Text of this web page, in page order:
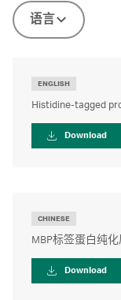
语言
ENGLISH
Histidine-tagged
Download
CHINESE
MBP标签蛋白纯
Download